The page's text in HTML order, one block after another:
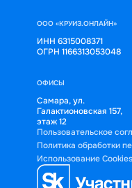
ООО «КРУИЗ.ОНЛАЙН»
ИНН 6315008371
ОГРН 1166313053048
ОФИСЫ
Самара, ул.
Галактионовская 157,
этаж 12
Пользовательское
Политика обработки
Использование Cookies